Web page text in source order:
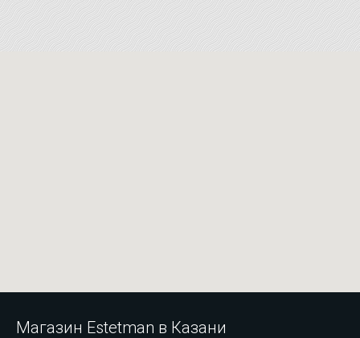
Магазин Estetman в Казани